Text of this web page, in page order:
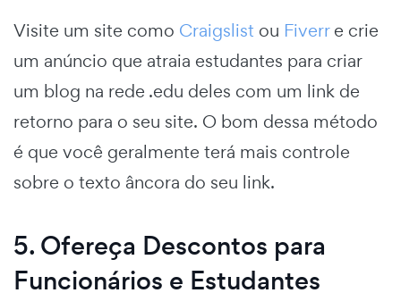
Visite um site como Craigslist ou Fiverre crie
um anúncio que atraia estudantes para criar
um blog na rede .edu deles com um link de
retorno para o seu site. O bom dessa método
é que você geralmente terá mais controle
sobre o texto âncora do seu link.
5. Ofereça Descontos para
Funcionários e Estudantes